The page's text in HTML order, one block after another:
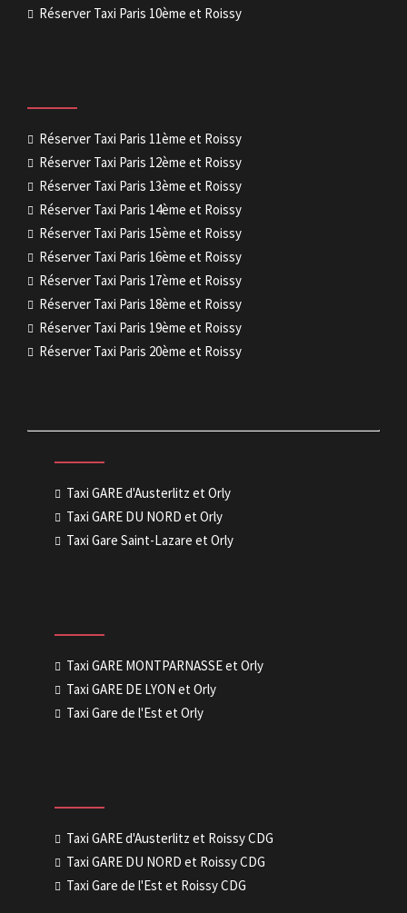
Réserver Taxi Paris 10ème et Roissy
Réserver Taxi Paris 11ème et Roissy
Réserver Taxi Paris 12ème et Roissy
Réserver Taxi Paris 13ème et Roissy
Réserver Taxi Paris 14ème et Roissy
Réserver Taxi Paris 15ème et Roissy
Réserver Taxi Paris 16ème et Roissy
Réserver Taxi Paris 17ème et Roissy
Réserver Taxi Paris 18ème et Roissy
Réserver Taxi Paris 19ème et Roissy
Réserver Taxi Paris 20ème et Roissy
Taxi GARE d'Austerlitz et Orly
Taxi GARE DU NORD et Orly
Taxi Gare Saint-Lazare et Orly
Taxi GARE MONTPARNASSE et Orly
Taxi GARE DE LYON et Orly
Taxi Gare de l'Est et Orly
Taxi GARE d'Austerlitz et Roissy CDG
Taxi GARE DU NORD et Roissy CDG
Taxi Gare de l'Est et Roissy CDG